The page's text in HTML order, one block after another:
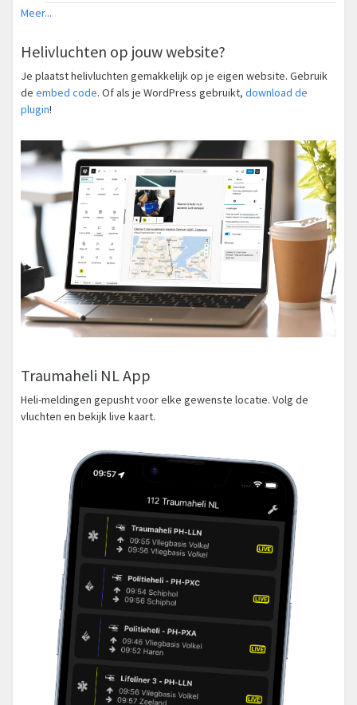
Meer...
Helivluchten op jouw website?
Je plaatst helivluchten gemakkelijk op je eigen website. Gebruik
de embed code. Of als je WordPress gebruikt, download de
plugin!
Traumaheli NL App
Heli-meldingen gepusht voor elke gewenste locatie. Volg de
vluchten en bekijk live kaart.